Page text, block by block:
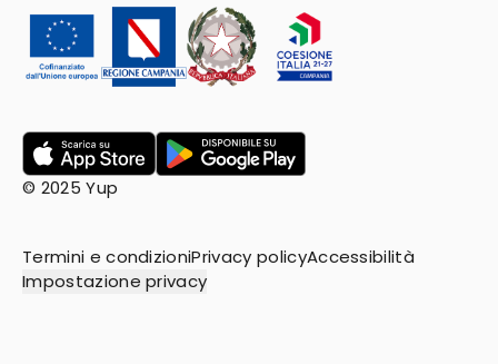
© 2025 Yup
Termini e condizioniPrivacy policyAccessibilità
Impostazione privacy